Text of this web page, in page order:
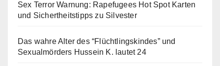
Sex Terror Warnung: Rapefugees Hot Spot Karten
und Sichertheitstipps zu Silvester
Das wahre Alter des “Flüchtlingskindes” und
Sexualmörders Hussein K. lautet 24